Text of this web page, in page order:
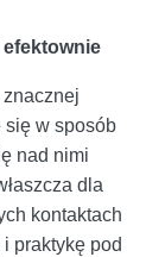
się w sposób
nad nimi
dla
kontaktach
praktykę pod